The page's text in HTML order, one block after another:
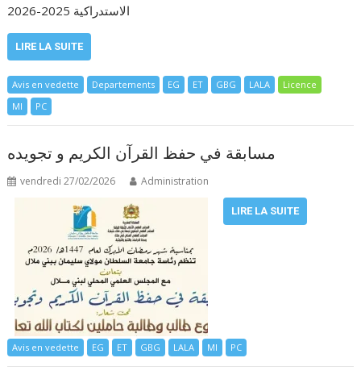
الاستدراكية 2025-2026
LIRE LA SUITE
Avis en vedette Departements EG ET GBG LALA
Licence
MI
PC
مسابقة في حفظ القرآن الكريم و تجويده
vendredi 27/02/2026 Administration
LIRE LA SUITE
Avis en vedette EG ET GBG LALA MI PC